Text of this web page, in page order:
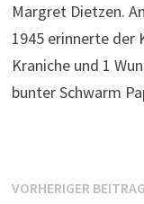
Margret Dietzen.
1945 erinnerte der
Kraniche und 1
bunter Schwarm
VORHERIGER BEITRAG